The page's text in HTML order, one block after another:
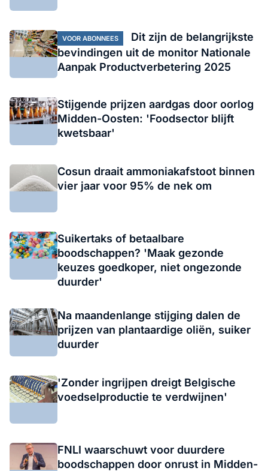
VOOR ABONNEES
Dit zijn de belangrijkste
bevindingen uit de monitor Nationale
Aanpak Productverbetering 2025
Stijgende prijzen aardgas door oorlog
Midden-Oosten: 'Foodsector blijft
kwetsbaar'
Cosun draait ammoniakafstoot binnen
vier jaar voor 95% de nek om
Suikertaks of betaalbare
boodschappen? 'Maak gezonde
keuzes goedkoper, niet ongezonde
duurder'
Na maandenlange stijging dalen de
prijzen van plantaardige oliën, suiker
duurder
'Zonder ingrijpen dreigt Belgische
voedselproductie te verdwijnen'
FNLI waarschuwt voor duurdere
boodschappen door onrust in Midden-